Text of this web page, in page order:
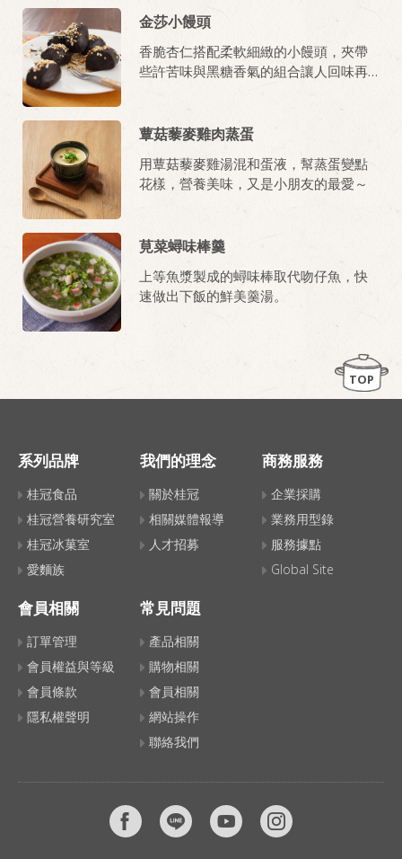
金莎小饅頭
香脆杏仁搭配柔軟細緻的小饅頭，夾帶
些許苦味與黑糖香氣的組合讓人回味再
蕈菇藜麥雞肉蒸蛋
用蕈菇藜麥雞湯混和蛋液，幫蒸蛋變點
花樣，營養美味，又是小朋友的最愛～
莧菜蟳味棒羹
上等魚漿製成的蟳味棒取代吻仔魚，快
速做出下飯的鮮美羹湯。
TOP
系列品牌
桂冠食品
桂冠營養研究室
桂冠冰菓室
愛麵族
我們的理念
關於桂冠
相關媒體報導
人才招募
商務服務
企業採購
業務用型錄
服務據點
Global Site
會員相關
訂單管理
會員權益與等級
會員條款
隱私權聲明
常見問題
產品相關
購物相關
會員相關
網站操作
聯絡我們